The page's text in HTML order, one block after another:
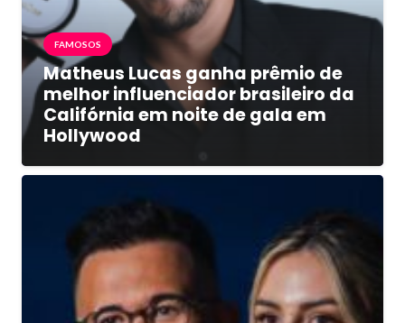
FAMOSOS
Matheus Lucas ganha prêmio de
melhor influenciador brasileiro da
Califórnia em noite de gala em
Hollywood